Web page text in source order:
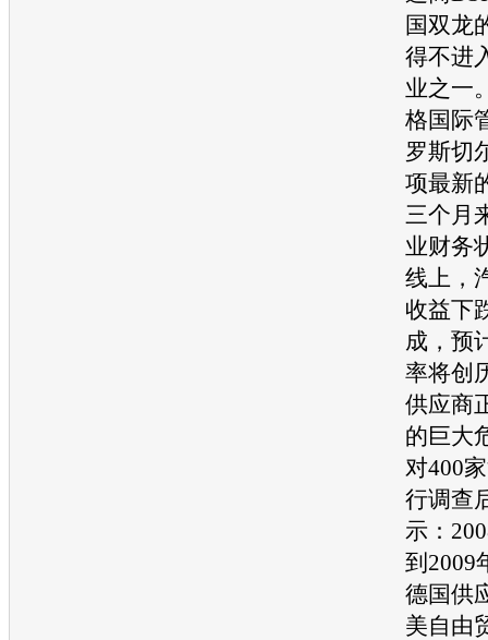
国双龙
得不进
业之一
格国际
罗斯切
项最新
三个月
业财务
线上，
收益下
成，预
率将创
供应商
的巨大
对400家
行调查
示：
到2009
德国供
美自由